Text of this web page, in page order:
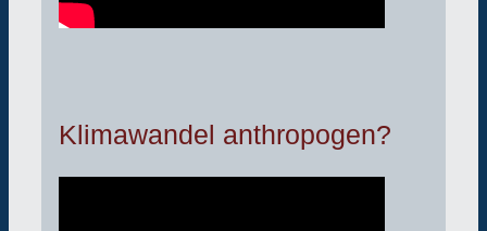
Klimawandel anthropogen?